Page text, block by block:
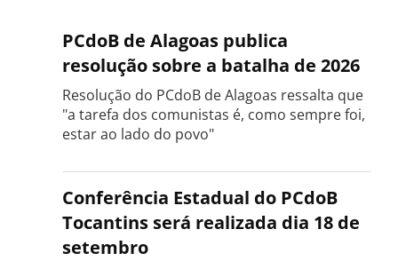
PCdoB de Alagoas publica
resolução sobre a batalha de 2026
Resolução do PCdoB de Alagoas ressalta que
"a tarefa dos comunistas é, como sempre foi,
estar ao lado do povo"
Conferência Estadual do PCdoB
Tocantins será realizada dia 18 de
setembro